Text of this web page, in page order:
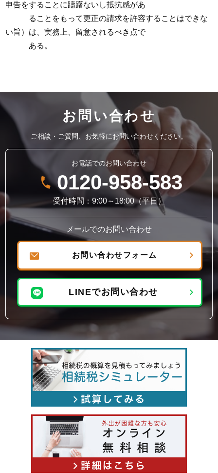
申告をすることに躊躇ないし抵抗感があ
ることをもって更正の請求を許容することはできな
い旨）は、実務上、留意されるべき点で
ある。
お問い合わせ
ご相談・ご質問、お気軽にお問い合わせください。
お電話でのお問い合わせ
0120-958-583
受付時間：9:00～18:00（平日）
メールでのお問い合わせ
お問い合わせフォーム
LINEでお問い合わせ